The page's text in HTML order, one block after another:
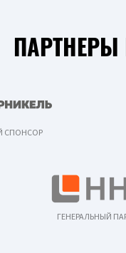
СПОНСОР
ГЕНЕРАЛЬНЫЙ